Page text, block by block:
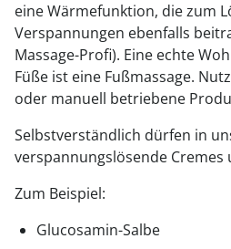
eine Wärmefunktion, die zum
Verspannungen ebenfalls
Massage-Profi). Eine echte
Füße ist eine Fußmassage.
oder manuell betriebene
Selbstverständlich dürfen in
verspannungslösende Cremes
Zum Beispiel:
Glucosamin-Salbe